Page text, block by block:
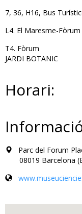
7, 36, H16, Bus
L4. El Maresme-Fòrum
T4. Fòrum
JARDI BOTANIC
Horari:
Parc del Forum
08019 Barcelona